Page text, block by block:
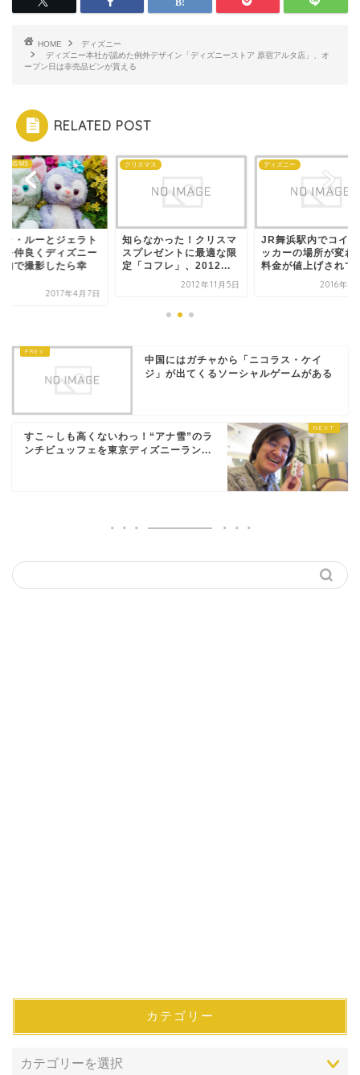
HOME
ディズニー
ディズニー本社が認めた例外デザイン「ディズニーストア 原宿アルタ店」、オ
ープン日は非売品ピンが貰える
RELATED POST
EOS M5
ラ・ルーとジェラト
を仲良くディズニー
内で撮影したら幸
2017年4月7日
クリスマス
知らなかった！クリスマ
スプレゼントに最適な限
定「コフレ」、2012...
2012年11月5日
ディズニー
JR舞浜駅内でコイ
ッカーの場所が変わ
料金が値上げされて
2016年4
中国にはガチャから「ニコラス・ケイ
ジ」が出てくるソーシャルゲームがある
すこ～しも高くないわっ！“アナ雪”のラ
ンチビュッフェを東京ディズニーラン...
カテゴリー